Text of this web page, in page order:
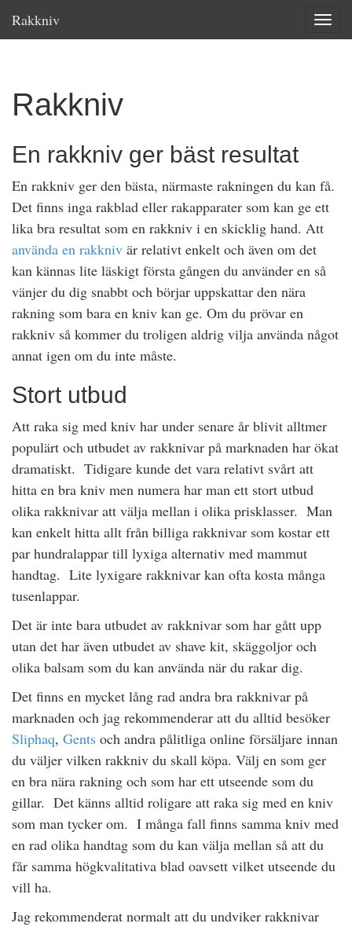
Rakkniv
Rakkniv
En rakkniv ger bäst resultat
En rakkniv ger den bästa, närmaste rakningen du kan få.
Det finns inga rakblad eller rakapparater som kan ge ett
lika bra resultat som en rakkniv i en skicklig hand. Att
använda en rakkniv är relativt enkelt och även om det
kan kännas lite läskigt första gången du använder en så
vänjer du dig snabbt och börjar uppskattar den nära
rakning som bara en kniv kan ge. Om du prövar en
rakkniv så kommer du troligen aldrig vilja använda något
annat igen om du inte måste.
Stort utbud
Att raka sig med kniv har under senare år blivit alltmer
populärt och utbudet av rakknivar på marknaden har ökat
dramatiskt. Tidigare kunde det vara relativt svårt att
hitta en bra kniv men numera har man ett stort utbud
olika rakknivar att välja mellan i olika prisklasser. Man
kan enkelt hitta allt från billiga rakknivar som kostar ett
par hundralappar till lyxiga alternativ med mammut
handtag. Lite lyxigare rakknivar kan ofta kosta många
tusenlappar.
Det är inte bara utbudet av rakknivar som har gått upp
utan det har även utbudet av shave kit, skäggoljor och
olika balsam som du kan använda när du rakar dig.
Det finns en mycket lång rad andra bra rakknivar på
marknaden och jag rekommenderar att du alltid besöker
Sliphaq, Gents och andra pålitliga online försäljare innan
du väljer vilken rakkniv du skall köpa. Välj en som ger
en bra nära rakning och som har ett utseende som du
gillar. Det känns alltid roligare att raka sig med en kniv
som man tycker om. I många fall finns samma kniv med
en rad olika handtag som du kan välja mellan så att du
får samma högkvalitativa blad oavsett vilket utseende du
vill ha.
Jag rekommenderat normalt att du undviker rakknivar